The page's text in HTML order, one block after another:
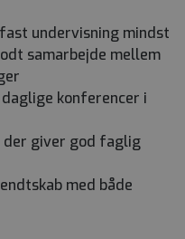
undervisning mindst
samarbejde mellem
konferencer i
der giver god faglig
med både